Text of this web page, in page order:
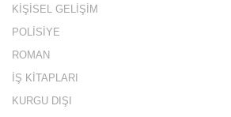
KİŞİSEL GELİŞİM
POLİSİYE
ROMAN
İŞ KİTAPLARI
KURGU DIŞI